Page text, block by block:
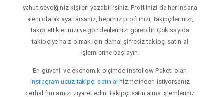
yahut sevdiğiniz kişileri yazabilirsiniz. Profilinizi de her insana
aleni olarak ayarlarsanız, hepimiz profilinizi, takipçilerinizi,
takip ettiklerinizi ve gönderilerinizi görebilir. Çok sayıda
takipçiye haiz olmak için derhal şifresiz takipçi satın al
işlemlerine başlayın.
En güvenli ve ekonomik biçimde insfollow Paketi olan
instagram ucuz takipçi satın al hizmetinden istiyorsanız
derhal firmamızı ziyaret edin. Takipçi satın alma işlemleriniz